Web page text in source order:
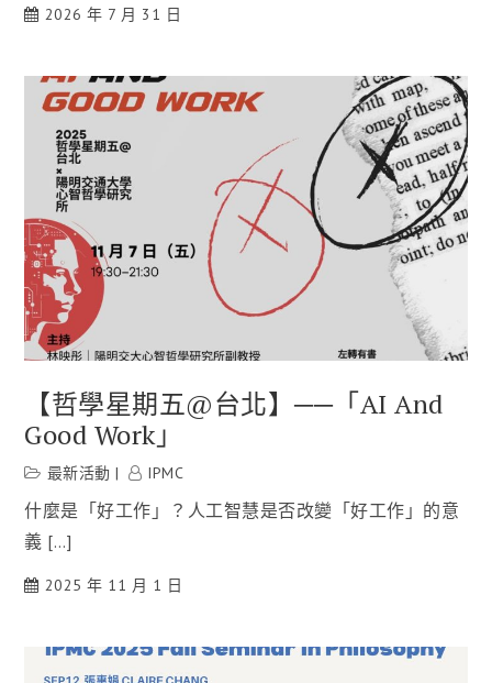
2026 年 7 月 31 日
【哲學星期五@台北】──「AI And
Good Work」
最新活動 IPMC
什麼是「好工作」？人工智慧是否改變「好工作」的意
義 […]
2025 年 11 月 1 日